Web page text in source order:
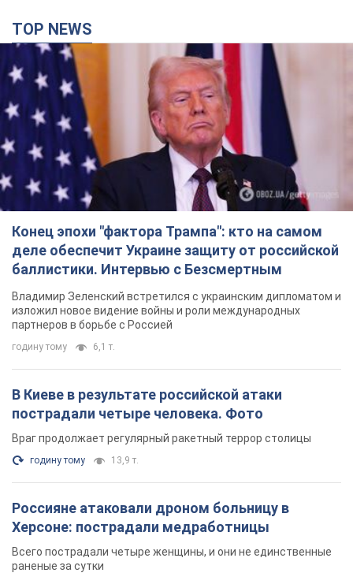
TOP NEWS
Конец эпохи "фактора Трампа": кто на самом
деле обеспечит Украине защиту от российской
баллистики. Интервью с Безсмертным
Владимир Зеленский встретился с украинским дипломатом и
изложил новое видение войны и роли международных
партнеров в борьбе с Россией
годину тому 6,1 т.
В Киеве в результате российской атаки
пострадали четыре человека. Фото
Враг продолжает регулярный ракетный террор столицы
годину тому 13,9 т.
Россияне атаковали дроном больницу в
Херсоне: пострадали медработницы
Всего пострадали четыре женщины, и они не единственные
раненые за сутки